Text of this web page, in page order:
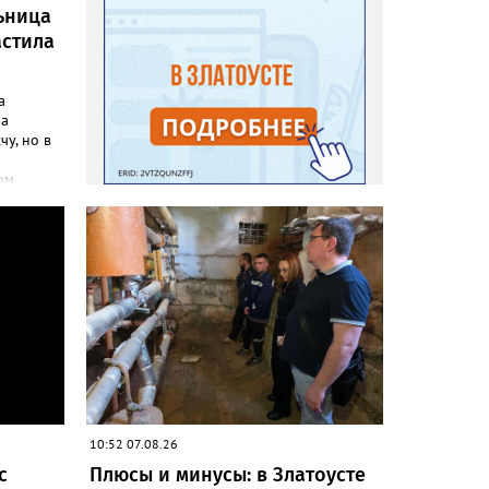
но в
своим
10:52 07.08.26
Плюсы и минусы: в Златоусте